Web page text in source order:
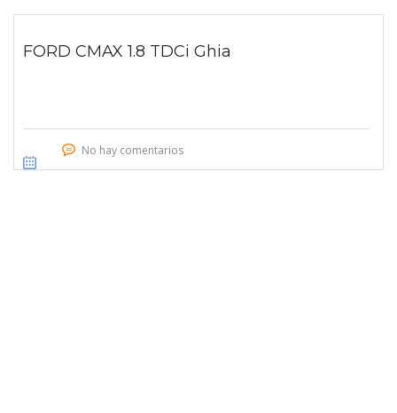
FORD CMAX 1.8 TDCi Ghia
No hay comentarios